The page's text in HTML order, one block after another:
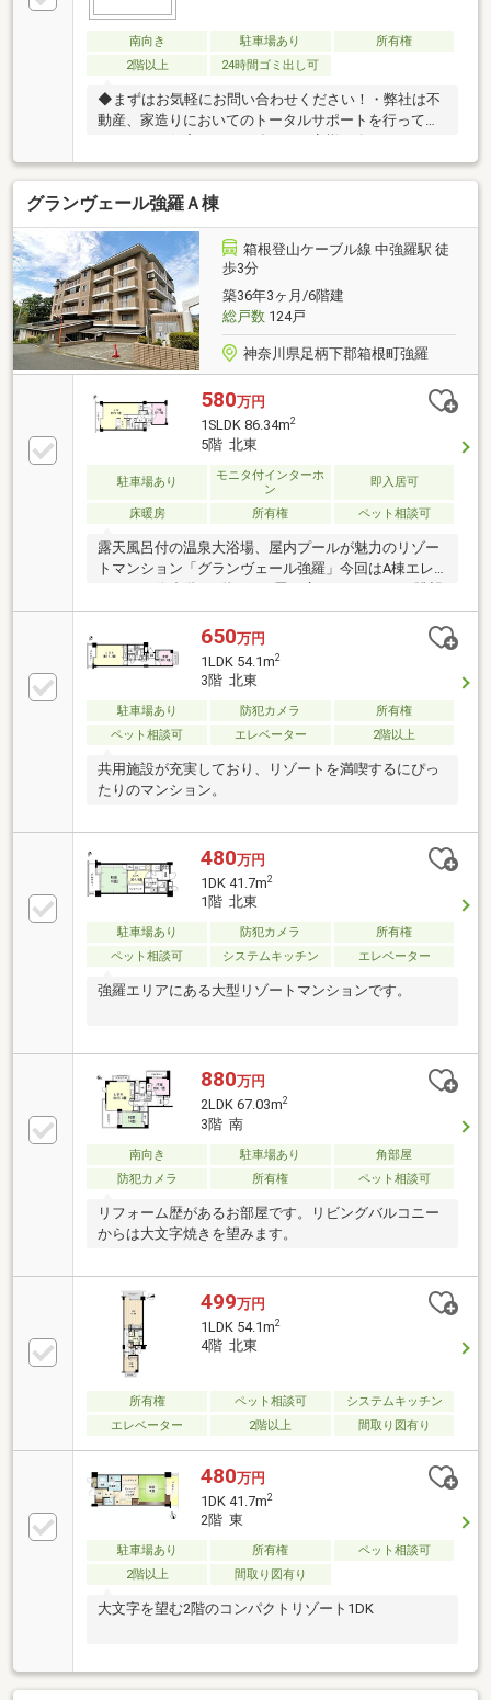
南向き 駐車場あり
所有権
2階以上
24時間ゴミ出し可
◆まずはお気軽にお問い合わせください！・弊社は不
動産、家造りにおいてのトータルサポートを行ってお
ったご提案をさせていただきます。・スタッフ一同、
誠心誠意ご対応させていただきます！◆経験知識が豊
富なスタッフが在籍！迅速な対応を心掛けておりま
す。・お問合せを受けてから即日ご対応をさせていた
だきます。・その他物件情報も多数ございます！お気
軽にお問い合わせください。
グランヴェール強羅Ａ棟
箱根登山ケーブル線 中強羅駅 徒
歩3分
築36年3ヶ月/6階建
総戸数124戸
神奈川県足柄下郡箱根町強羅
580万円
1SLDK 86.34m2
5階 北東
駐車場あり
モニタ付インターホ
ン
即入居可
床暖房 所有権 ペット相談可
露天風呂付の温泉大浴場、屋内プールが魅力のリゾー
トマンション「グランヴェール強羅」今回はA棟エレ
ベーター停止階の5階、23.4畳の広々としたLDK、眺望
良好のお部屋をご紹介します。リビングの壁紙の張替
えをしているため室内の状態は良好。バルコニーから
は相模湾を遠望し、正面に明星ヶ岳の大文字焼きを望
む強羅ならではの眺望が楽しめます。ウォークインク
ローゼットもあり収納もたっぷりです。
650万円
1LDK 54.1m2
3階 北東
駐車場あり 防犯カメラ
所有権
ペット相談可
エレベーター 2階以上
共用施設が充実しており、リゾートを満喫するにぴっ
たりのマンション。
480万円
1DK 41.7m2
1階 北東
駐車場あり 防犯カメラ
所有権
ペット相談可
システムキッチン エレベーター
強羅エリアにある大型リゾートマンションです。
880万円
2LDK 67.03m2
3階 南
南向き 駐車場あり
角部屋
防犯カメラ
所有権 ペット相談可
リフォーム歴があるお部屋です。リビングバルコニー
からは大文字焼きを望みます。
499万円
1LDK 54.1m2
4階 北東
所有権 ペット相談可
システムキッチン
エレベーター
2階以上 間取り図有り
480万円
1DK 41.7m2
2階 東
駐車場あり 所有権
ペット相談可
2階以上
間取り図有り
大文字を望む2階のコンパクトリゾート1DK